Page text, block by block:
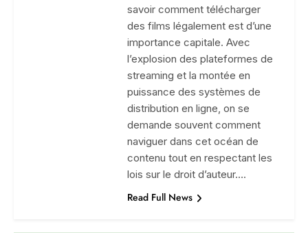
savoir comment télécharger
des films légalement est d’une
importance capitale. Avec
l’explosion des plateformes de
streaming et la montée en
puissance des systèmes de
distribution en ligne, on se
demande souvent comment
naviguer dans cet océan de
contenu tout en respectant les
lois sur le droit d’auteur….
Read Full News